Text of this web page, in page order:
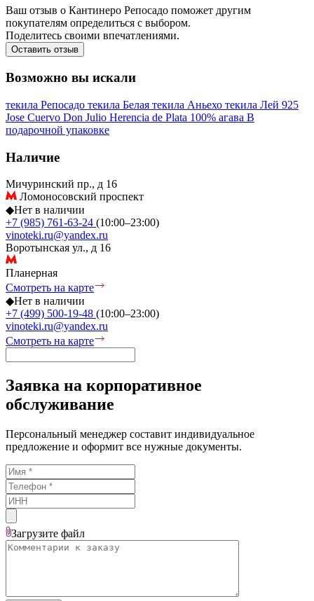
Ваш отзыв о Кантинеро Репосадо поможет другим
покупателям определиться с выбором.
Поделитесь своими впечатлениями.
Оставить отзыв
Возможно вы искали
текила Репосадо текила Белая текила Аньехо текила Лей 925
Jose Cuervo Don Julio Herencia de Plata 100% агава В
подарочной упаковке
Наличие
Мичуринский пр., д 16
Ломоносовский проспект
◆Нет в наличии
+7 (985) 761-63-24 (10:00–23:00)
vinoteki.ru@yandex.ru
Воротынская ул., д 16
Планерная
Смотреть на карте
◆Нет в наличии
+7 (499) 500-19-48 (10:00–23:00)
vinoteki.ru@yandex.ru
Смотреть на карте
Заявка на корпоративное
обслуживание
Персональный менеджер составит индивидуальное
предложение и оформит все нужные документы.
Загрузите файл